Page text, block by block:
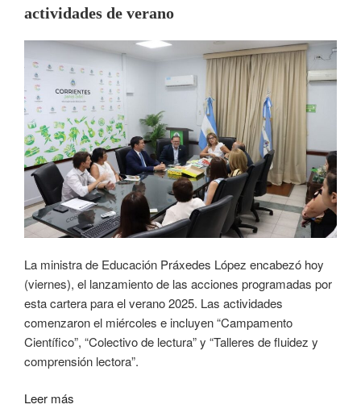
actividades de verano
La ministra de Educación Práxedes López encabezó hoy
(viernes), el lanzamiento de las acciones programadas por
esta cartera para el verano 2025. Las actividades
comenzaron el miércoles e incluyen “Campamento
Científico”, “Colectivo de lectura” y “Talleres de fluidez y
comprensión lectora”.
Leer más